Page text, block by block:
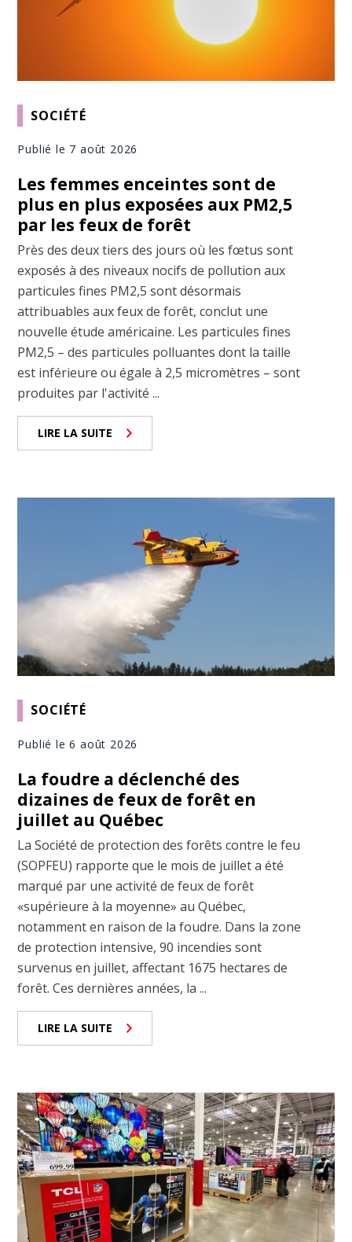
SOCIÉTÉ
Publié le 7 août 2026
Les femmes enceintes sont de
plus en plus exposées aux PM2,5
par les feux de forêt
Près des deux tiers des jours où les fœtus sont
exposés à des niveaux nocifs de pollution aux
particules fines PM2,5 sont désormais
attribuables aux feux de forêt, conclut une
nouvelle étude américaine. Les particules fines
PM2,5 – des particules polluantes dont la taille
est inférieure ou égale à 2,5 micromètres – sont
produites par l'activité ...
LIRE LA SUITE
SOCIÉTÉ
Publié le 6 août 2026
La foudre a déclenché des
dizaines de feux de forêt en
juillet au Québec
La Société de protection des forêts contre le feu
(SOPFEU) rapporte que le mois de juillet a été
marqué par une activité de feux de forêt
«supérieure à la moyenne» au Québec,
notamment en raison de la foudre. Dans la zone
de protection intensive, 90 incendies sont
survenus en juillet, affectant 1675 hectares de
forêt. Ces dernières années, la ...
LIRE LA SUITE